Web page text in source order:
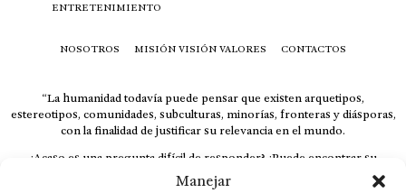
Manejar
ENTRETENIMIENTO
NOSOTROS MISIÓN VISIÓN VALORES CONTACTOS
“La humanidad todavía puede pensar que existen arquetipos,
estereotipos, comunidades, subculturas, minorías, fronteras y diásporas,
con la finalidad de justificar su relevancia en el mundo.
¿Acaso es una pregunta difícil de responder? ¿Puede encontrar su
respuesta al instante, otorgando al receptor cuestionado espacio y
velocidad suficiente para responder correctamente? De no ser así, el que